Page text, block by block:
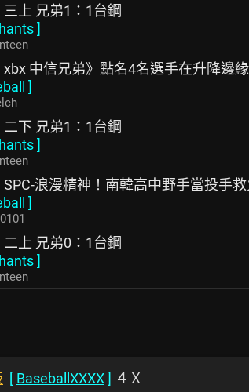
三上 兄弟1：1台鋼
]
xbx 中信兄弟》點名4名選手在升降邊緣
]
二下 兄弟1：1台鋼
]
SPC-浪漫精神！南韓高中野手當投手
]
二上 兄弟0：1台鋼
]
[ BaseballXXXX] ４Ｘ